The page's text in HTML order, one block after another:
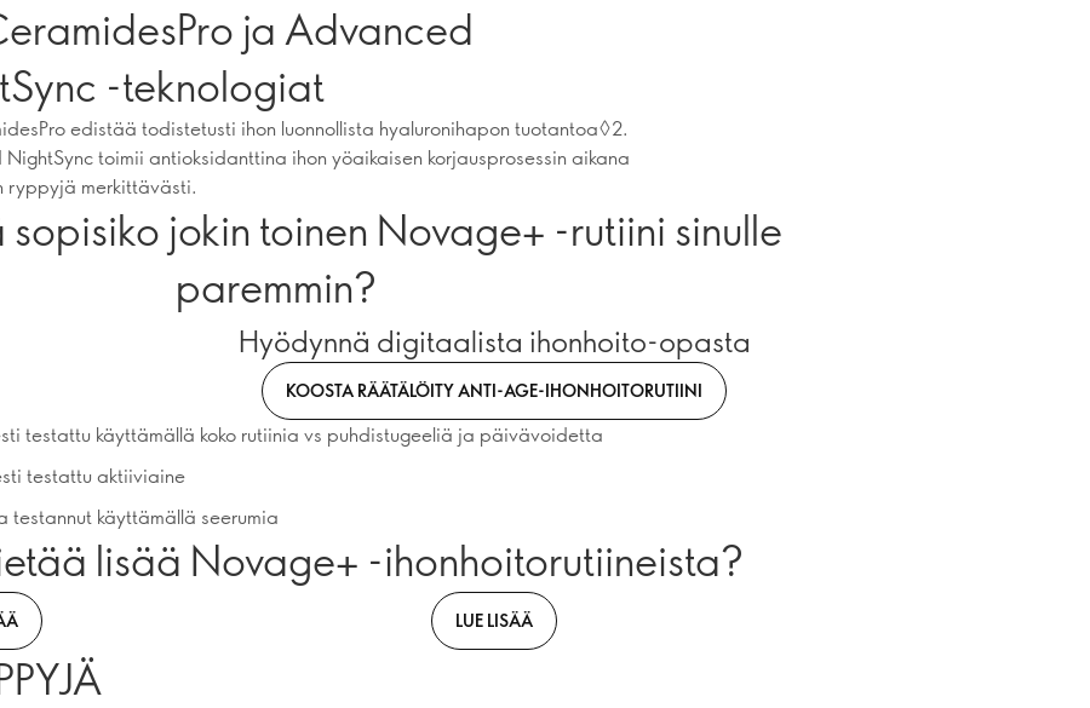
ja Advanced
-teknologiat
edistää todistetusti ihon luonnollista hyaluronihapon tuotantoa◊2.
toimii antioksidanttina ihon yöaikaisen korjausprosessin aikana
ryppyjä merkittävästi.
jokin toinen Novage+ -rutiini sinulle
paremmin?
Hyödynnä digitaalista ihonhoito-opasta
KOOSTA RÄÄTÄLÖITY ANTI-AGE-IHONHOITORUTIINI
testattu käyttämällä koko rutiinia vs puhdistugeeliä ja päivävoidetta
testattu aktiiviaine
testannut käyttämällä seerumia
lisää Novage+ -ihonhoitorutiineista?
LUE LISÄÄ